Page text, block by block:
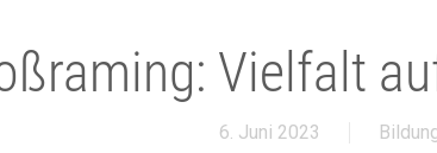
Vielfalt
6. Juni 2023